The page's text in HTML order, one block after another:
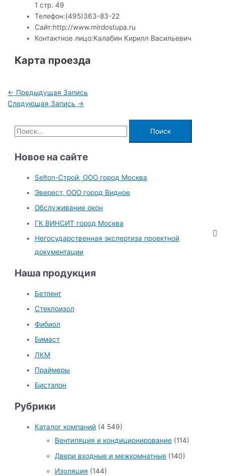
1 стр. 49
Телефон:(495)363-83-22
Сайт:http://www.mirdostupa.ru
Контактное лицо:Калабин Кирилл Васильевич
Карта проезда
Навигация
по
← Предыдущая Запись
Следующая Запись →
П
о
иНовое на сайте
Selton-Строй, OOO город Москва
Эверест, ООО город Видное
Обслуживание окон
ГК ВИНСИТ город Москва
Негосударственная экспертиза проектной
документации
Наша продукция
Бетлент
Стеклоизол
Фибиол
Бимаст
ЛКМ
Праймеры
Бистэлон
Рубрики
Каталог компаний (4 549)
Вентиляция и кондиционирование (114)
Двери входные и межкомнатные (140)
Изоляция (144)